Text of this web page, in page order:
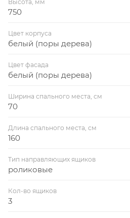
Высота, мм
750
Цвет корпуса
белый (поры дерева)
Цвет фасада
белый (поры дерева)
Ширина спального места, см
70
Длина спального места, см
160
Тип направляющих ящиков
роликовые
Кол-во ящиков
3